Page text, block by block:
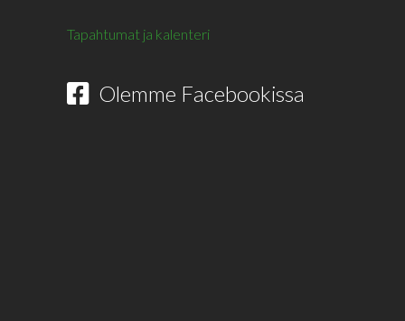
Tapahtumat ja kalenteri
Olemme Facebookissa